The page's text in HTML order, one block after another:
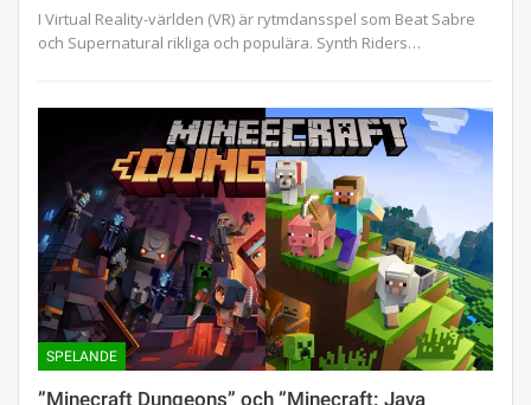
I Virtual Reality-världen (VR) är rytmdansspel som Beat Sabre
och Supernatural rikliga och populära. Synth Riders…
SPELANDE
”Minecraft Dungeons” och ”Minecraft: Java